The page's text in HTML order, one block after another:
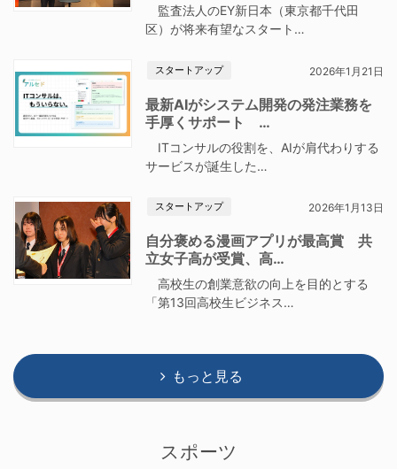
監査法人のEY新日本（東京都千代田
区）が将来有望なスタート…
スタートアップ 2026年1月21日
最新AIがシステム開発の発注業務を
手厚くサポート …
ITコンサルの役割を、AIが肩代わりする
サービスが誕生した…
スタートアップ 2026年1月13日
自分褒める漫画アプリが最高賞 共
立女子高が受賞、高…
高校生の創業意欲の向上を目的とする
「第13回高校生ビジネス…
もっと見る
スポーツ